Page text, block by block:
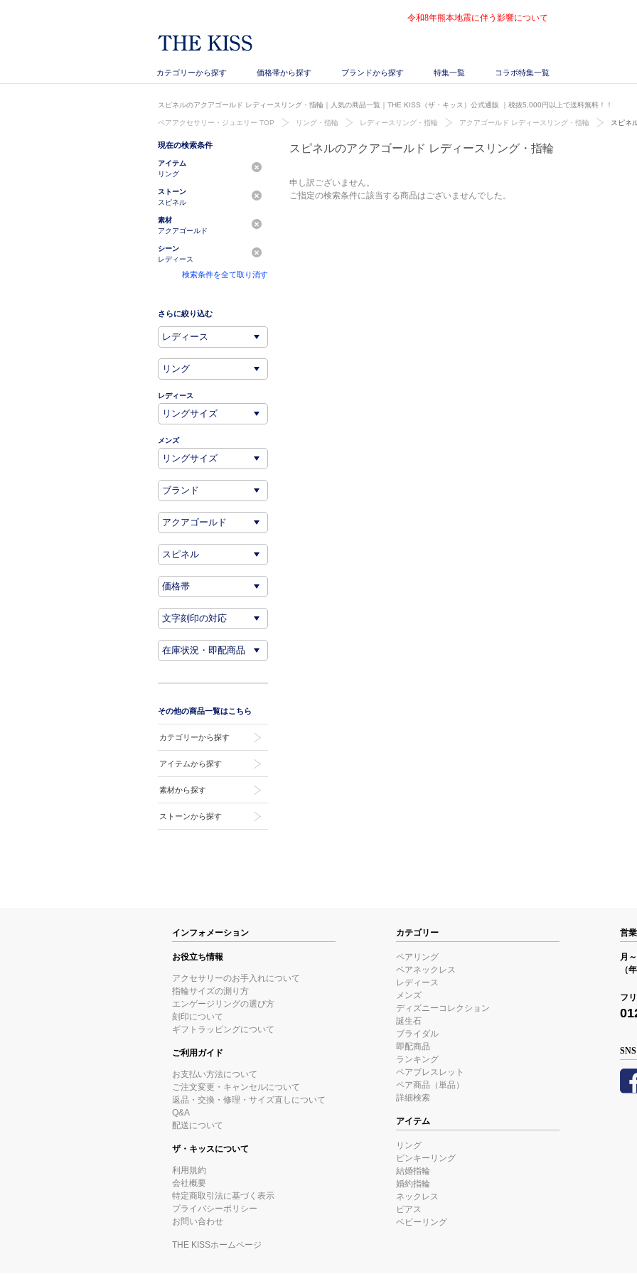
令和8年熊本地震に伴う影響について
カテゴリーから探す 価格帯から探す ブランドから探す 特集一覧 コラボ特集一覧
スピネルのアクアゴールド レディースリング・指輪｜人気の商品一覧｜THE KISS（ザ・キッス）公式通販 ｜税抜5,000円以上で送料無料！！
ペアアクセサリー・ジュエリー TOP リング・指輪 レディースリング・指輪 アクアゴールド レディースリング・指輪 スピネ
スピネルのアクアゴールド レディースリング・指輪
申し訳ございません。
ご指定の検索条件に該当する商品はございませんでした。
現在の検索条件
アイテム
リング
ストーン
スピネル
素材
アクアゴールド
シーン
レディース
検索条件を全て取り消す
さらに絞り込む
レディース
メンズ
その他の商品一覧はこちら
カテゴリーから探す
アイテムから探す
素材から探す
ストーンから探す
インフォメーション
お役立ち情報
アクセサリーのお手入れについて
指輪サイズの測り方
エンゲージリングの選び方
刻印について
ギフトラッピングについて
ご利用ガイド
お支払い方法について
ご注文変更・キャンセルについて
返品・交換・修理・サイズ直しについて
Q&A
配送について
ザ・キッスについて
利用規約
会社概要
特定商取引法に基づく表示
プライバシーポリシー
お問い合わせ
THE KISSホームページ
カテゴリー
ペアリング
ペアネックレス
レディース
メンズ
ディズニーコレクション
誕生石
ブライダル
即配商品
ランキング
ペアブレスレット
ペア商品（単品）
詳細検索
アイテム
リング
ピンキーリング
結婚指輪
婚約指輪
ネックレス
ピアス
ベビーリング
営
月
（
フ
SNS